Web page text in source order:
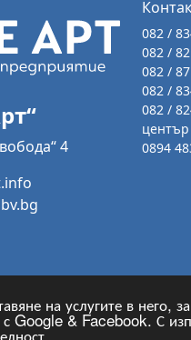
на услугите в
Google & Facebook. С
.
4
082 /
082 /
082 /
082 /
082 /
център
0894
© 2024-2026, v.1.11,